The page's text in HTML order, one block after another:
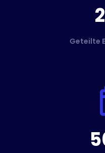
Geteilte